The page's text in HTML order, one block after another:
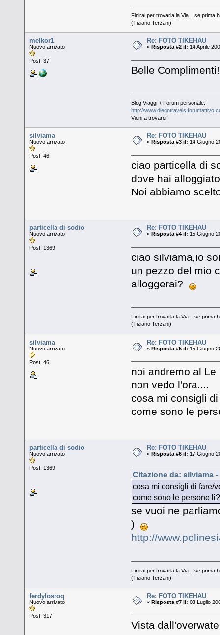
Finirai per trovarla la Via... se prima
(Tiziano Terzani)
melkor1
Nuovo arrivato
Post: 37
Re: FOTO TIKEHAU
« Risposta #2 il: 14 Aprile
Belle
Blog Viaggi + Forum personale:
http://
Vieni a trovarci!
silviama
Nuovo arrivato
Post: 46
Re: FOTO TIKEHAU
« Risposta #3 il: 14 Giugno
ciao particella di
dove hai
Noi abbiamo
particella di sodio
Nuovo arrivato
Post: 1369
Re: FOTO TIKEHAU
« Risposta #4 il: 15 Giugno
ciao silviama,io
un pezzo del mio
alloggerai?
Finirai per trovarla la Via... se prima
(Tiziano Terzani)
silviama
Nuovo arrivato
Post: 46
Re: FOTO TIKEHAU
«Risposta #5 il: 15 Giugno
noi andremo al
non vedo l'ora....
cosa mi consigli
come sono le
particella di sodio
Nuovo arrivato
Post: 1369
Re: FOTO TIKEHAU
«Risposta #6 il: 17 Giugno
Citazione da: silviama
cosa mi consigli di fare/
come sono le persone li?
se vuoi ne
)
http://
Finirai per trovarla la Via... se prima
(Tiziano Terzani)
ferdylosroq
Nuovo arrivato
Post: 317
Re: FOTO TIKEHAU
«Risposta #7 il: 03 Luglio
Vista